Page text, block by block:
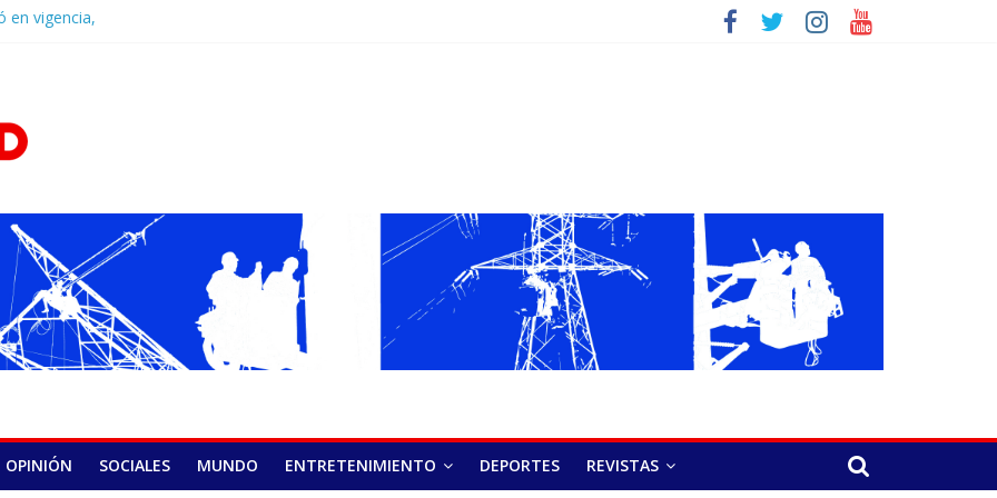
penal
fortalece
recepción de su
por el
de los
para una
venta de
OPINIÓN SOCIALES MUNDO ENTRETENIMIENTO DEPORTES REVISTAS